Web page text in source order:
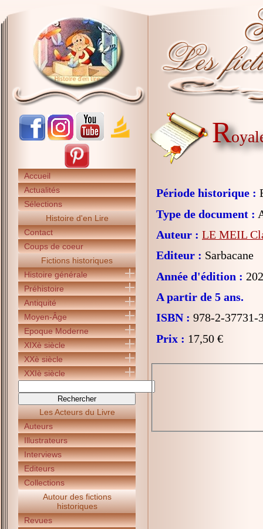
Accueil
Actualités
Sélections
Histoire d'en Lire
Contact
Coups de coeur
Fictions historiques
Histoire générale
Préhistoire
Antiquité
Moyen-Âge
Epoque Moderne
XIXè siècle
XXè siècle
XXIè siècle
Les Acteurs du Livre
Auteurs
Illustrateurs
Interviews
Editeurs
Collections
Autour des fictions
historiques
Revues
R
Période historique :
Type de document :
Auteur : LE MEIL
Editeur : Sarbacane
Année d'édition :
A partir de 5 ans.
ISBN : 978-2-37731-
Prix : 17,50 €